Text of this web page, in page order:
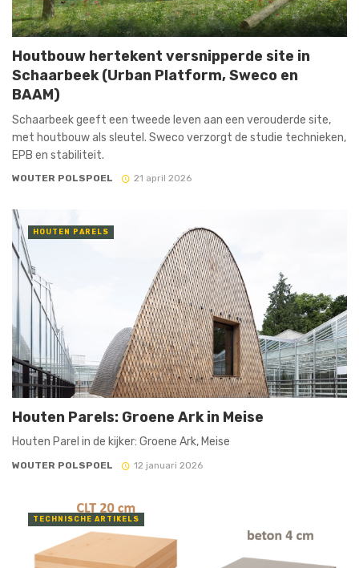
Houtbouw hertekent versnipperde site in
Schaarbeek (Urban Platform, Sweco en
BAAM)
Schaarbeek geeft een tweede leven aan een verouderde site,
met houtbouw als sleutel. Sweco verzorgt de studie technieken,
EPB en stabiliteit.
WOUTER POLSPOEL 21 april 2026
HOUTEN PARELS
Houten Parels: Groene Ark in Meise
Houten Parel in de kijker: Groene Ark, Meise
WOUTER POLSPOEL 12 januari 2026
TECHNISCHE ARTIKELS